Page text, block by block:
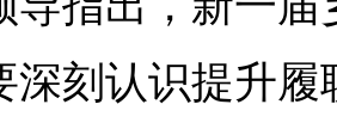
深刻认识提升